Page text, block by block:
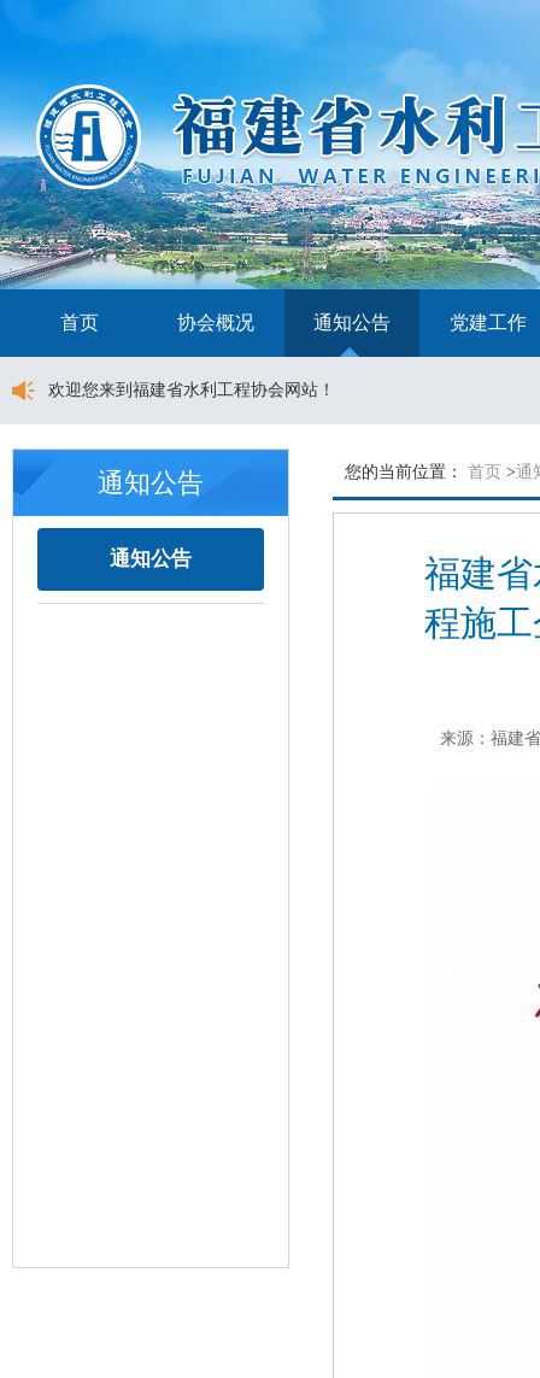
首页 协会概况 通知公告 党建工作
欢迎您来到福建省水利工程协会网站！
通知公告
通知公告
您的当前位置： 首页 >通
福建
程施
来源：福建